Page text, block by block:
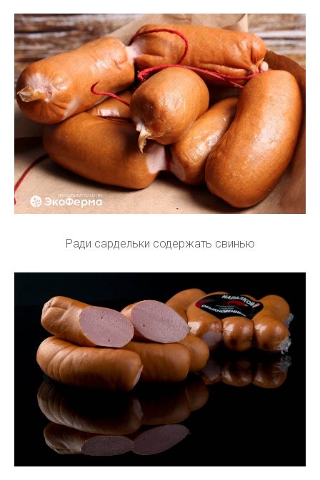
Ради сардельки содержать свинью